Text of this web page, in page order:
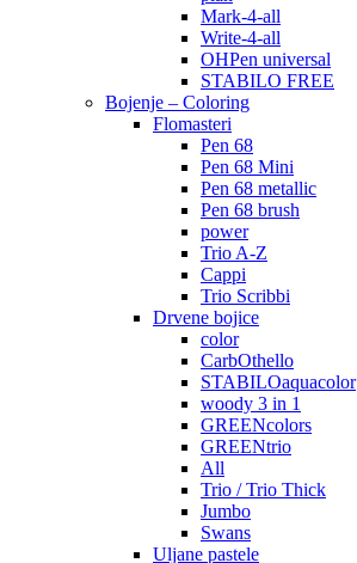
Mark-4-all
Write-4-all
OHPen universal
STABILO FREE
Bojenje – Coloring
Flomasteri
Pen 68
Pen 68 Mini
Pen 68 metallic
Pen 68 brush
power
Trio A-Z
Cappi
Trio Scribbi
Drvene bojice
color
CarbOthello
STABILOaquacolor
woody 3 in 1
GREENcolors
GREENtrio
All
Trio / Trio Thick
Jumbo
Swans
Uljane pastele